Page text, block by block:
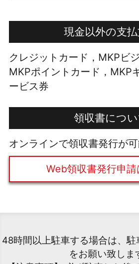
現金以外の支
クレジットカード，MKPビ
MKPポイントカード，MKP
ービス券
領収書につ
オンラインで領収書発行が可
Web領収書発行申請
48時間以上駐車する場合は、
をお願い致しま